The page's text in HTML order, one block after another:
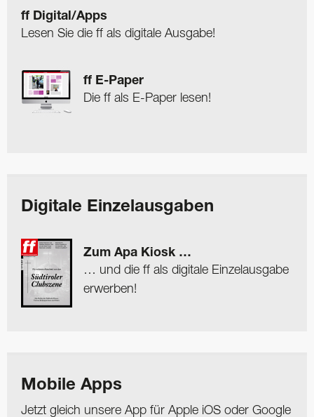
ff Digital/Apps
Lesen Sie die ff als digitale Ausgabe!
ff E-Paper
Die ff als E-Paper lesen!
Digitale Einzelausgaben
Zum Apa Kiosk …
… und die ff als digitale Einzelausgabe
erwerben!
Mobile Apps
Jetzt gleich unsere App für Apple iOS oder Google